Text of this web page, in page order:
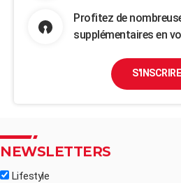
Profitez de
supplémentaires en
S'INSCRIRE
NEWSLETTERS
Lifestyle